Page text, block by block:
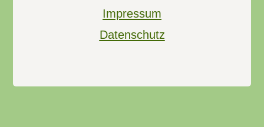
Impressum
Datenschutz